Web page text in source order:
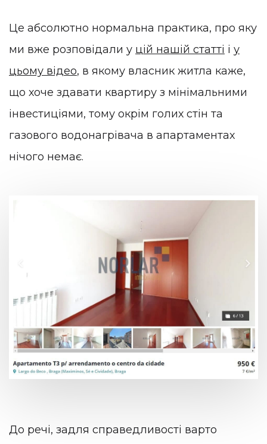
Це абсолютно нормальна практика, про яку
ми вже розповідали у цій нашій статті і у
цьому відео, в якому власник житла каже,
що хоче здавати квартиру з мінімальними
інвестиціями, тому окрім голих стін та
газового водонагрівача в апартаментах
нічого немає.
До речі, задля справедливості варто